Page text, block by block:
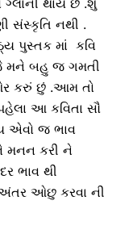
થાય છે .શું
નથી .
પુસ્તક માં કવિ
જે મને બહુ જ ગમતી
કરું છું .આમ તો
આ કવિતા સૌ
એવો જ ભાવ
મનન કરી ને
ભાવ થી
ઓછુ કરવા ની